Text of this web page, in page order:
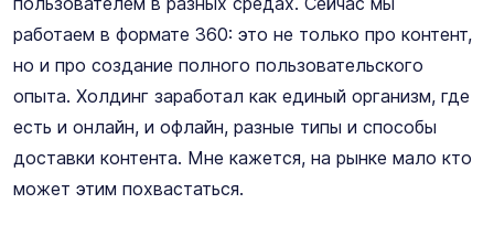
работаем в формате 360: это не только про контент,
но и про создание полного пользовательского
опыта. Холдинг заработал как единый организм, где
есть и онлайн, и офлайн, разные типы и способы
доставки контента. Мне кажется, на рынке мало кто
может этим похвастаться.